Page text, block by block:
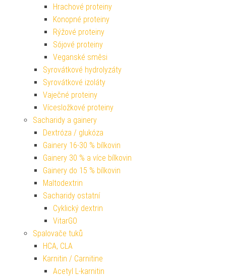
Hrachové proteiny
Konopné proteiny
Rýžové proteiny
Sójové proteiny
Veganské směsi
Syrovátkové hydrolyzáty
Syrovátkové izoláty
Vaječné proteiny
Vícesložkové proteiny
Sacharidy a gainery
Dextróza / glukóza
Gainery 16-30 % bílkovin
Gainery 30 % a více bílkovin
Gainery do 15 % bílkovin
Maltodextrin
Sacharidy ostatní
Cyklický dextrin
VitarGO
Spalovače tuků
HCA, CLA
Karnitin / Carnitine
Acetyl L-karnitin